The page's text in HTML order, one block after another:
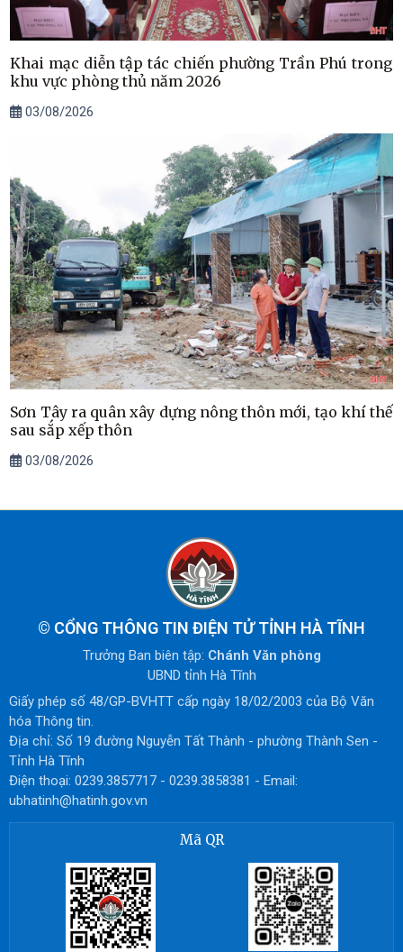
Khai mạc diễn tập tác chiến phường Trần Phú trong
khu vực phòng thủ năm 2026
03/08/2026
Sơn Tây ra quân xây dựng nông thôn mới, tạo khí thế
sau sắp xếp thôn
03/08/2026
© CỔNG THÔNG TIN ĐIỆN TỬ TỈNH HÀ TĨNH
Trưởng Ban biên tập: Chánh Văn phòng
UBND tỉnh Hà Tĩnh
Giấy phép số 48/GP-BVHTT cấp ngày 18/02/2003 của Bộ Văn
hóa Thông tin.
Địa chỉ: Số 19 đường Nguyễn Tất Thành - phường Thành Sen -
Tỉnh Hà Tĩnh
Điện thoại: 0239.3857717 - 0239.3858381 - Email:
ubhatinh@hatinh.gov.vn
Mã QR